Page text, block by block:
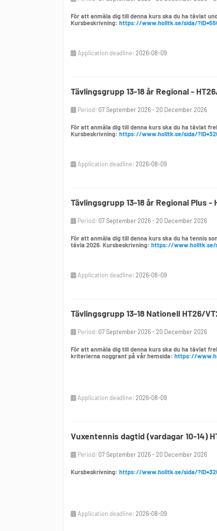
För att anmäla dig till denna kurs ska du ha tävlat
Kursbeskrivning: https://www.holltk.se/sida/
Application deadline: 2026-08-09
Tävlingsgrupp 13-18 år Regional -
Period: 07 September 2026 - 20 December 2026
För att anmäla dig till denna kurs ska du ha tävlat
Kursbeskrivning: https://www.holltk.se/sida/
Application deadline: 2026-08-09
Tävlingsgrupp 13-18 år Regional Plus -
Period: 07 September 2026 - 20 December 2026
För att anmäla dig till denna kurs ska du ha tennis
tävla 2026. Kursbeskrivning: https://www.holltk.se/
Application deadline: 2026-08-09
Tävlingsgrupp 13-18 Nationell HT26/
Period: 07 September 2026 - 20 December 2026
För att anmäla dig till denna kurs ska du ha tävlat
kriterierna noggrant på vår hemsida: https://
Application deadline: 2026-08-09
Vuxentennis dagtid (vardagar 10-14)
Period: 07 September 2026 - 20 December 2026
Kursbeskrivning: https://www.holltk.se/sida/
Application deadline: 2026-08-09